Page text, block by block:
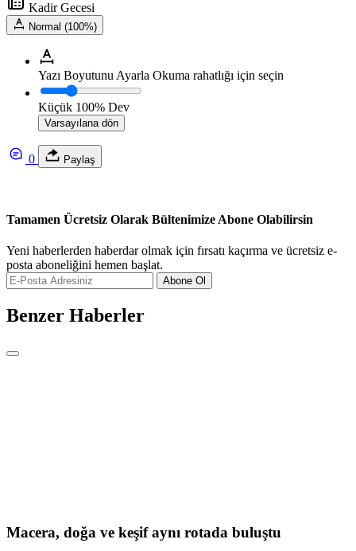
Kadir Gecesi
Normal (100%)
Yazı Boyutunu Ayarla Okuma rahatlığı için seçin
Küçük 100% Dev
Varsayılana dön
0 Paylaş
Tamamen Ücretsiz Olarak Bültenimize Abone Olabilirsin
Yeni haberlerden haberdar olmak için fırsatı kaçırma ve ücretsiz e-
posta aboneliğini hemen başlat.
Abone Ol
Benzer Haberler
Macera, doğa ve keşif aynı rotada buluştu